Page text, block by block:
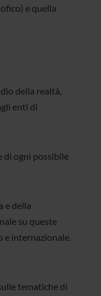
e quella
della realtà,
enti di
di ogni possibile
e della
su queste
e internazionale.
tematiche di